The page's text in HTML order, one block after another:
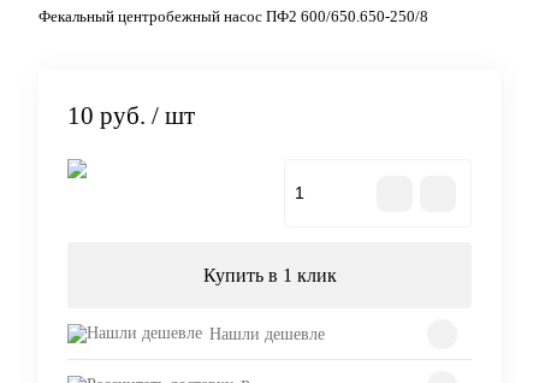
Фекальный центробежный насос ПФ2 600/650.650-250/8
10 руб. / шт
Купить в 1 клик
Нашли дешевле